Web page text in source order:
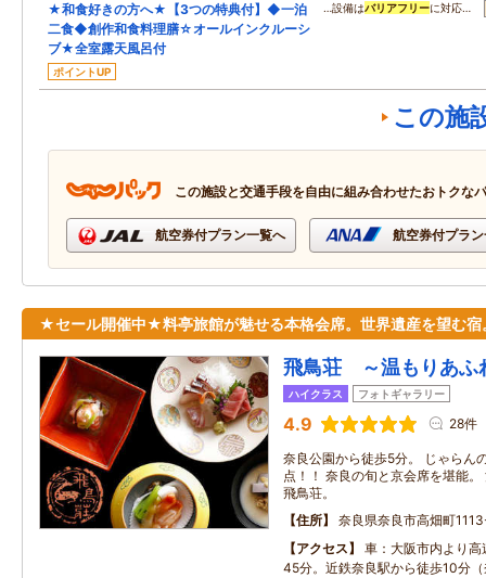
★和食好きの方へ★【3つの特典付】◆一泊
二食◆創作和食料理膳☆オールインクルーシ
ブ★全室露天風呂付
ポイントUP
…設備はバリアフリーに対応…
この施
この施設と交通手段を自由に組み合わせたおトクな
航空券付プラン一覧へ 航空券付プラ
★セール開催中★料亭旅館が魅せる本格会席。世界遺産を望む宿
飛鳥荘 ～温もりあ
ハイクラス フォトギャラリー
4.9 28件
奈良公園から徒歩5分。 じゃらん
点！！ 奈良の旬と京会席を堪能
飛鳥荘。
住所
奈良県奈良市高畑町
アクセス
車：大阪市内より
45分。近鉄奈良駅から徒歩10分